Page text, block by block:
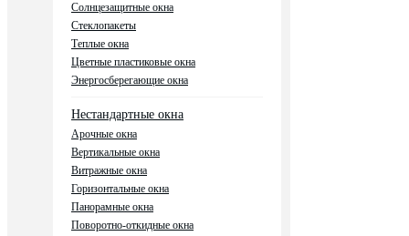
Солнцезащитные окна
Стеклопакеты
Теплые окна
Цветные пластиковые окна
Энергосберегающие окна
Нестандартные окна
Арочные окна
Вертикальные окна
Витражные окна
Горизонтальные окна
Панорамные окна
Поворотно-откидные окна